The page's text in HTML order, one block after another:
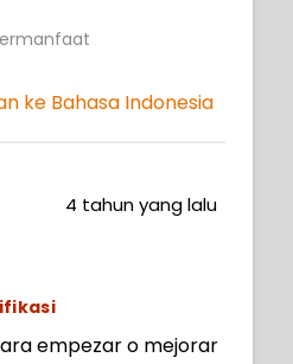
reference for
ke Bahasa Indonesia
4 tahun yang lalu
empezar o mejorar